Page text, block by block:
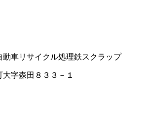
動車リサイクル処理鉄スクラップ
字森田８３３－１